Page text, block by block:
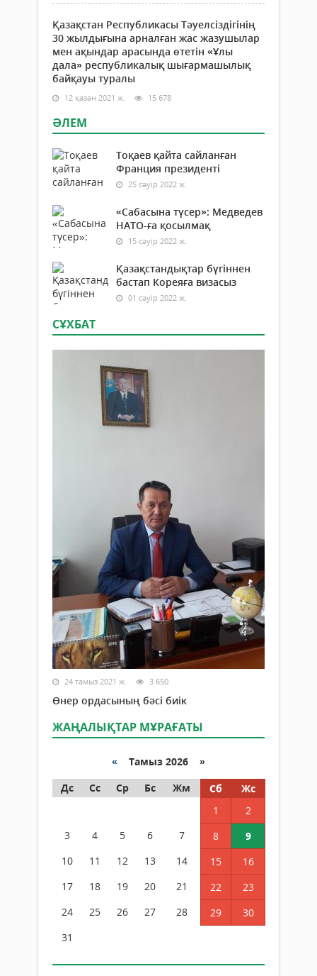
Қазақстан Республикасы Тәуелсіздігінің
30 жылдығына арналған жас жазушылар
мен ақындар арасында өтетін «Ұлы
дала» республикалық шығармашылық
байқауы туралы
12 қазан 2021 ж. 15 678
ӘЛЕМ
Тоқаев қайта сайланған
Франция президенті
25 сәуір 2022 ж.
«Сабасына түсер»: Медведев
НАТО-ға қосылмақ
15 сәуір 2022 ж.
Қазақстандықтар бүгіннен
бастап Кореяға визасыз
01 сәуір 2022 ж.
СҰХБАТ
24 тамыз 2021 ж. 3 650
Өнер ордасының бәсі биік
ЖАҢАЛЫҚТАР МҰРАҒАТЫ
« Тамыз 2026 »
Дс
Сс Ср Бс Жм Сб
Жс
1
2
3
4 5 6 7 8
9
10
11 12 13 14 15
16
17
18 19 20 21 22
23
24
25 26 27 28 29
30
31